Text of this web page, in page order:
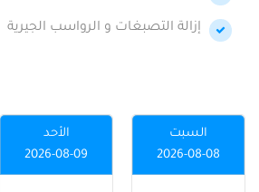
إزالة التصبغات و الرواسب الجيرية
السبت
2026-08-08
الأحد
2026-08-09